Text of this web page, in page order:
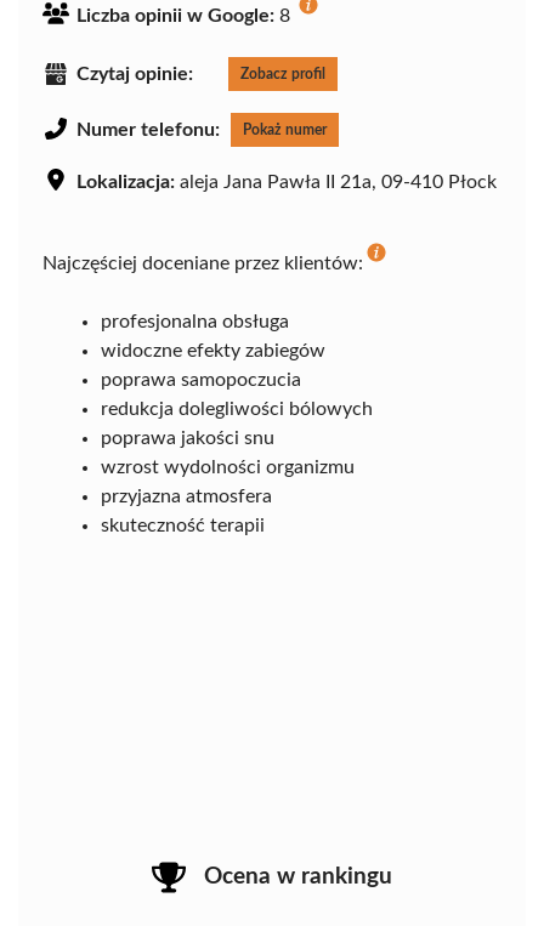
Liczba opinii w Google: 8
Czytaj opinie: Zobacz profil
Numer telefonu: Pokaż numer
Lokalizacja: aleja Jana Pawła II 21a, 09-410 Płock
Najczęściej doceniane przez klientów:
profesjonalna obsługa
widoczne efekty zabiegów
poprawa samopoczucia
redukcja dolegliwości bólowych
poprawa jakości snu
wzrost wydolności organizmu
przyjazna atmosfera
skuteczność terapii
Ocena w rankingu